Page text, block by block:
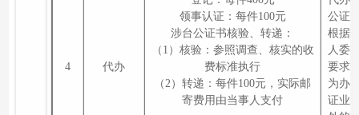
4 代办
领事认证：每件100元
涉台公证书核验、转递：
（1）核验：参照调查、核实的收
费标准执行
（2）转递：每件100元，实际邮
寄费用由当事人支付
公证
根据
人委
要求
为办
证业